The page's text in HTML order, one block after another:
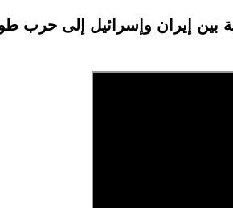
بين إيران وإسرائيل إلى حرب